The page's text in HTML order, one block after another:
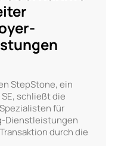
StepStone, ein
schließt die
für
Dienstleistungen
durch die